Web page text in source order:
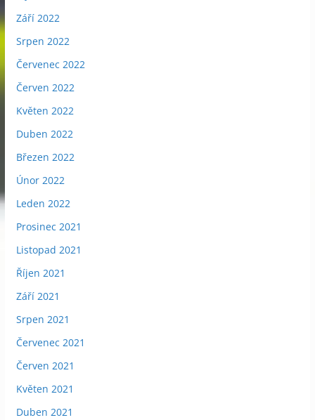
Září 2022
Srpen 2022
Červenec 2022
Červen 2022
Květen 2022
Duben 2022
Březen 2022
Únor 2022
Leden 2022
Prosinec 2021
Listopad 2021
Říjen 2021
Září 2021
Srpen 2021
Červenec 2021
Červen 2021
Květen 2021
Duben 2021